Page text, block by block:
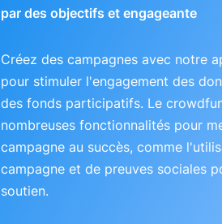
par des objectifs et engageante
Créez des campagnes avec notre
pour stimuler l'engagement des
des fonds participatifs. Le
nombreuses fonctionnalités pour
campagne au succès, comme
campagne et de preuves sociales
soutien.